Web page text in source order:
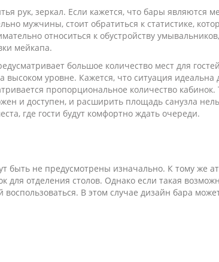
рук, зеркал. Если кажется, что бары являются
мужчины, стоит обратиться к статистике,
относиться к обустройству
мейкапа.
большое количество мест для
высоком уровне. Кажется, что ситуация идеальна
пропорциональное количество кабинок.
и доступен, и расширить площадь санузла
где гости будут комфортно ждать очереди.
быть не предусмотрены изначально. К тому же
для отделения столов. Однако если такая
В этом случае дизайн бара